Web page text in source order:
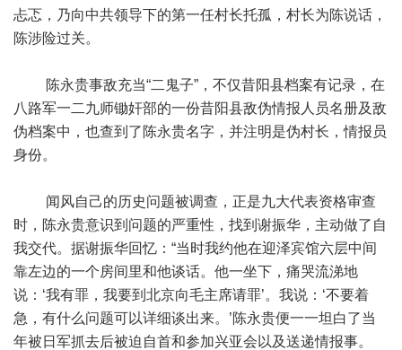
忐忑，乃向中共领导下的第一任村长托孤，村长为陈说话，
陈涉险过关。
陈永贵事敌充当“二鬼子”，不仅昔阳县档案有记录，在
八路军一二九师锄奸部的一份昔阳县敌伪情报人员名册及敌
伪档案中，也查到了陈永贵名字，并注明是伪村长，情报员
身份。
闻风自己的历史问题被调查，正是九大代表资格审查
时，陈永贵意识到问题的严重性，找到谢振华，主动做了自
我交代。据谢振华回忆：“当时我约他在迎泽宾馆六层中间
靠左边的一个房间里和他谈话。他一坐下，痛哭流涕地
说：‘我有罪，我要到北京向毛主席请罪’。我说：‘不要着
急，有什么问题可以详细谈出来。’陈永贵便一一坦白了当
年被日军抓去后被迫自首和参加兴亚会以及送递情报事。